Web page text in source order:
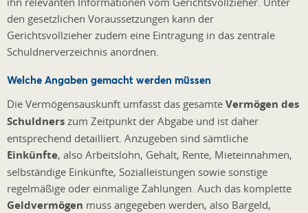
den gesetzlichen Voraussetzungen kann der
Gerichtsvollzieher zudem eine Eintragung in das zentrale
Schuldnerverzeichnis anordnen.
Welche Angaben gemacht werden müssen
Die Vermögensauskunft umfasst das gesamte Vermögen des
Schuldners zum Zeitpunkt der Abgabe und ist daher
entsprechend detailliert. Anzugeben sind sämtliche
Einkünfte, also Arbeitslohn, Gehalt, Rente, Mieteinnahmen,
selbständige Einkünfte, Sozialleistungen sowie sonstige
regelmäßige oder einmalige Zahlungen. Auch das komplette
Geldvermögen muss angegeben werden, also Bargeld,